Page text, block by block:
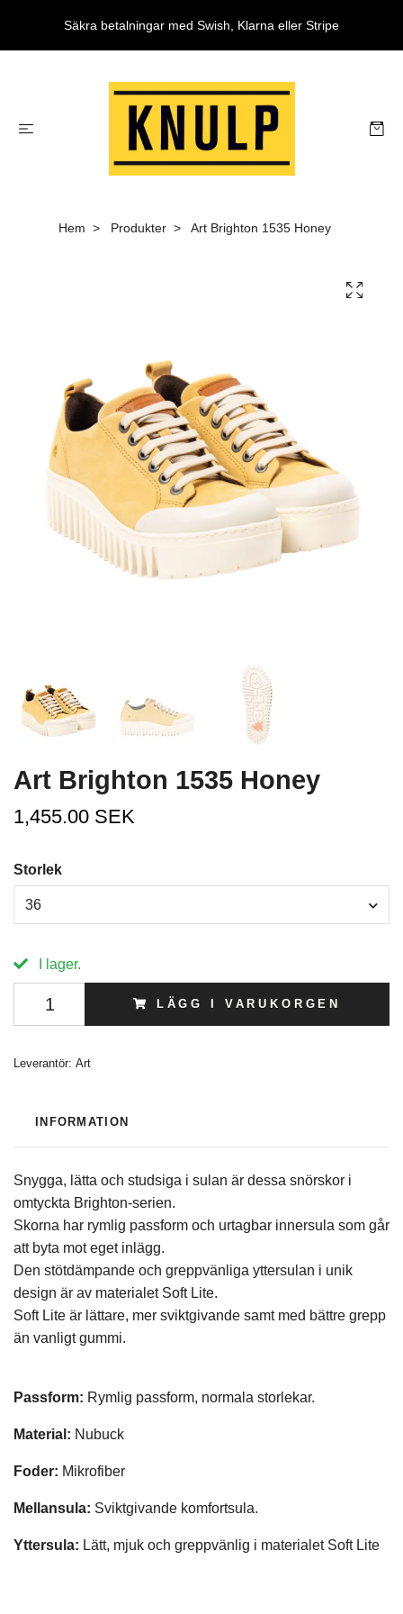
Säkra betalningar med Swish, Klarna eller Stripe
Hem Produkter Art Brighton 1535 Honey
Art Brighton 1535 Honey
1,455.00 SEK
Storlek
36
I lager.
LÄGG I VARUKORGEN
Leverantör: Art
INFORMATION
Snygga, lätta och studsiga i sulan är dessa snörskor i
omtyckta Brighton-serien.
Skorna har rymlig passform och urtagbar innersula som går
att byta mot eget inlägg.
Den stötdämpande och greppvänliga yttersulan i unik
design är av materialet Soft Lite.
Soft Lite är lättare, mer sviktgivande samt med bättre grepp
än vanligt gummi.
Passform: Rymlig passform, normala storlekar.
Material: Nubuck
Foder: Mikrofiber
Mellansula: Sviktgivande komfortsula.
Yttersula: Lätt, mjuk och greppvänlig i materialet Soft Lite